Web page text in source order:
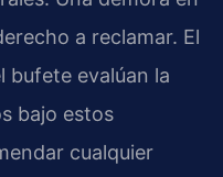
a reclamar. El
bufete evalúan la
bajo estos
cualquier